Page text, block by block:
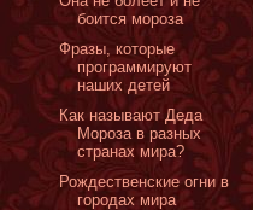
боится мороза
Фразы, которые
программируют
наших детей
Как называют Деда
Мороза в разных
странах мира?
Рождественские огни в
городах мира